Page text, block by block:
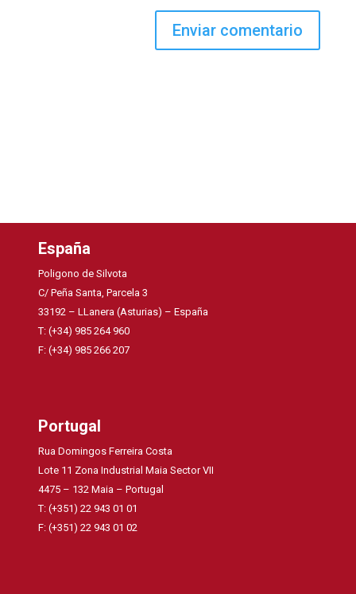
España
Poligono de Silvota
C/ Peña Santa, Parcela 3
33192 – LLanera (Asturias) – España
T: (+34) 985 264 960
F: (+34) 985 266 207
Portugal
Rua Domingos Ferreira Costa
Lote 11 Zona Industrial Maia Sector VII
4475 – 132 Maia – Portugal
T: (+351) 22 943 01 01
F: (+351) 22 943 01 02